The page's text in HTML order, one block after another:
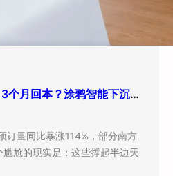
县城酒店装智能系统，3个月回本？涂鸦智能下沉市场打法曝光
订量同比暴涨114%，部分南方
尬的现实是：这些撑起半边天